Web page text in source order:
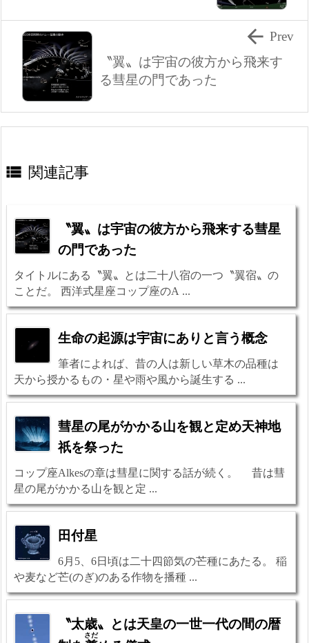
〝翼〟は宇宙の彼方から飛来す
る彗星の門であった
 Prev
 関連記事
〝翼〟は宇宙の彼方から飛来する彗星
の門であった
タイトルにある〝翼〟とは二十八宿の一つ〝翼宿〟の
ことだ。 西洋式星座コップ座のA ...
生命の起源は宇宙にありと言う概念
筆者によれば、昔の人は新しい草木の品種は
天から授かるもの・星や雨や風から誕生する ...
彗星の尾がかかる山を観と定め天神地
祇を祭った
コップ座Alkesの章は彗星に関する話が続く。 昔は彗
星の尾がかかる山を観と定 ...
田付星
6月5、6日頃は二十四節気の芒種にあたる。 稲
や麦など芒(のぎ)のある作物を播種 ...
〝太歳〟とは天皇の一世一代の間の暦
さだ